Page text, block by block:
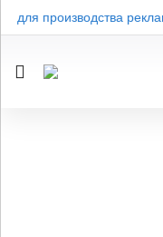
для производства